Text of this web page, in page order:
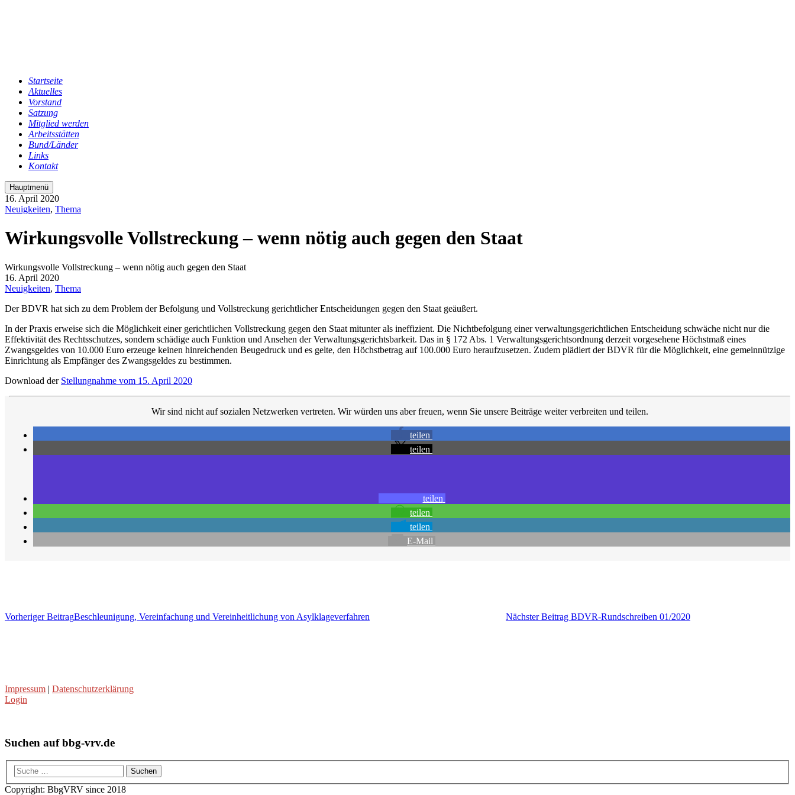
Startseite
Aktuelles
Vorstand
Satzung
Mitglied werden
Arbeitsstätten
Bund/Länder
Links
Kontakt
Hauptmenü
16. April 2020
Neuigkeiten, Thema
Wirkungsvolle Vollstreckung – wenn nötig auch gegen den Staat
Wirkungsvolle Vollstreckung – wenn nötig auch gegen den Staat
16. April 2020
Neuigkeiten, Thema
Der BDVR hat sich zu dem Problem der Befolgung und Vollstreckung gerichtlicher Entscheidungen gegen den Staat geäußert.
In der Praxis erweise sich die Möglichkeit einer gerichtlichen Vollstreckung gegen den Staat mitunter als ineffizient. Die Nichtbefolgung einer verwaltungsgerichtlichen Entscheidung schwäche nicht nur die
Effektivität des Rechtsschutzes, sondern schädige auch Funktion und Ansehen der Verwaltungsgerichtsbarkeit. Das in § 172 Abs. 1 Verwaltungsgerichtsordnung derzeit vorgesehene Höchstmaß eines
Zwangsgeldes von 10.000 Euro erzeuge keinen hinreichenden Beugedruck und es gelte, den Höchstbetrag auf 100.000 Euro heraufzusetzen. Zudem plädiert der BDVR für die Möglichkeit, eine gemeinnützige
Einrichtung als Empfänger des Zwangsgeldes zu bestimmen.
Download der Stellungnahme vom 15. April 2020
Wir sind nicht auf sozialen Netzwerken vertreten. Wir würden uns aber freuen, wenn Sie unsere Beiträge weiter verbreiten und teilen.
teilen
teilen
teilen
teilen
teilen
E-Mail
Vorheriger BeitragBeschleunigung, Vereinfachung und Vereinheitlichung von Asylklageverfahren Nächster Beitrag BDVR-Rundschreiben 01/2020
Impressum | Datenschutzerklärung
Login
Suchen auf bbg-vrv.de
Copyright: BbgVRV since 2018